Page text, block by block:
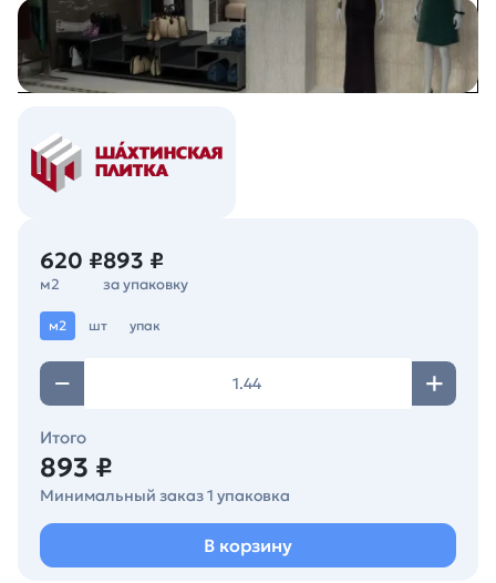
620 ₽
м2
893 ₽
за упаковку
м2 шт упак
Итого
893 ₽
Минимальный заказ 1 упаковка
В корзину